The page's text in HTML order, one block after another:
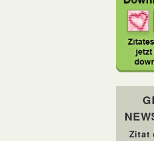
Zitat